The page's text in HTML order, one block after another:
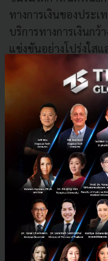
ทางการเงินของประ
บริการทางการเงินกว้
แข่งขันอย่างโปร่งใส
สนุนให้ฟินเทคสตาร์
โดยชมรมฯ จะทำหน้
National FinTech
พัฒนาฟินเทคแห่งชา
อุตสาหกรรม
ประกอบการ รวมถึง
FinTech
ประกอบการ
ดูแล, ศูนย์บ่มเพาะ,
จัดทำ National